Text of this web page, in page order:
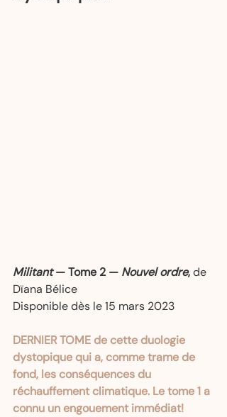
Militant — Tome 2 — Nouvel ordre, de
Dïana Bélice
Disponible dès le 15 mars 2023
DERNIER TOME de cette duologie
dystopique qui a, comme trame de
fond, les conséquences du
réchauffement climatique. Le tome 1 a
connu un engouement immédiat!